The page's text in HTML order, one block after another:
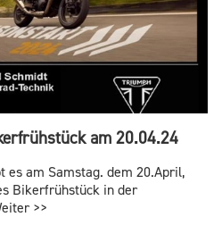
am 20.04.24
es am Samstag. dem 20.April,
Bikerfrühstück in der
>>